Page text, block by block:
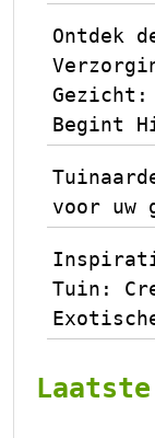
Ontdek
Gezicht:
Begint
voor uw
Tuin: